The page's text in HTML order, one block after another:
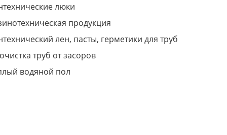
люки
продукция
лен, пасты, герметики для труб
труб от засоров
водяной пол